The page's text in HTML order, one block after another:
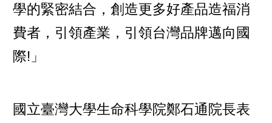
學的緊密結合，創造更多好產品造福消
費者，引領產業，引領台灣品牌邁向國
際!」
國立臺灣大學生命科學院鄭石通院長表